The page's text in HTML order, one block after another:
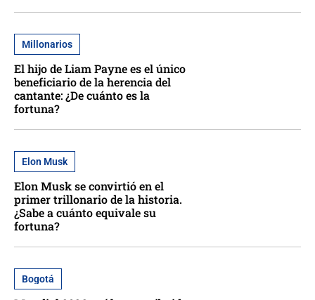
Millonarios
El hijo de Liam Payne es el único
beneficiario de la herencia del
cantante: ¿De cuánto es la
fortuna?
Elon Musk
Elon Musk se convirtió en el
primer trillonario de la historia.
¿Sabe a cuánto equivale su
fortuna?
Bogotá